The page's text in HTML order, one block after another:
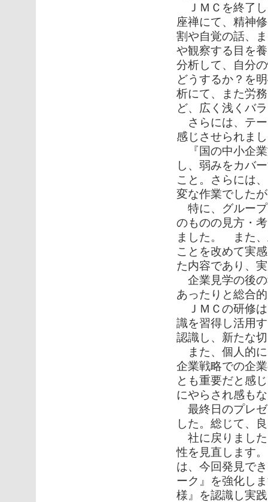
ＪＭＣを終了し
座禅にて、精神
割や自覚の話、
や観察する目を
分析して、自分
どうするか？を
析にて、また労
ど、広く浅くバ
さらには、テー
感じさせられま
『国の中小企業
し、弱みをカバ
こと。さらには
変な作業でした
特に、グループ
のものの見方・
ました。 また、
ことを改めて実
た内容であり、
企業見学の後の
あったりと総合
ＪＭＣの研修は
識を習得し活用
認識し、新たな
また、個人的に
企業戦略での企
とも重要だと感
にやらされ感も
最終日のプレゼ
した。総じて、
社に戻りました
性を見直します
は、今回発見で
ーク』を強化し
様』を認識し実